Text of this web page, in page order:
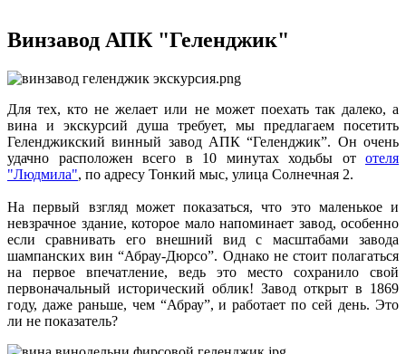
Винзавод АПК "Геленджик"
Для тех, кто не желает или не может поехать так далеко, а
вина и экскурсий душа требует, мы предлагаем посетить
Геленджикский винный завод АПК “Геленджик”. Он очень
удачно расположен всего в 10 минутах ходьбы от отеля
"Людмила", по адресу Тонкий мыс, улица Солнечная 2.
На первый взгляд может показаться, что это маленькое и
невзрачное здание, которое мало напоминает завод, особенно
если сравнивать его внешний вид с масштабами завода
шампанских вин “Абрау-Дюрсо”. Однако не стоит полагаться
на первое впечатление, ведь это место сохранило свой
первоначальный исторический облик! Завод открыт в 1869
году, даже раньше, чем “Абрау”, и работает по сей день. Это
ли не показатель?